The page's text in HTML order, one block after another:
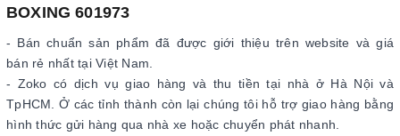
BOXING 601973
- Bán chuẩn sản phẩm đã được giới thiệu trên website và giá
bán rẻ nhất tại Việt Nam.
- Zoko có dịch vụ giao hàng và thu tiền tại nhà ở Hà Nội và
TpHCM. Ở các tỉnh thành còn lại chúng tôi hỗ trợ giao hàng bằng
hình thức gửi hàng qua nhà xe hoặc chuyển phát nhanh.